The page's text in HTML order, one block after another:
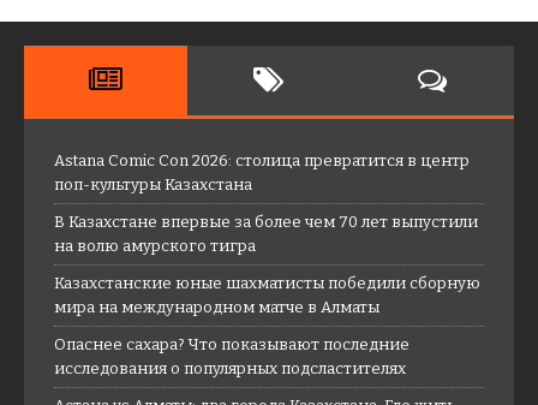
Astana Comic Con 2026: столица превратится в центр
поп-культуры Казахстана
В Казахстане впервые за более чем 70 лет выпустили
на волю амурского тигра
Казахстанские юные шахматисты победили сборную
мира на международном матче в Алматы
Опаснее сахара? Что показывают последние
исследования о популярных подсластителях